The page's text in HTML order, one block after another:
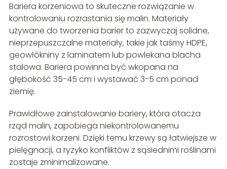
Bariera korzeniowa to skuteczne rozwiązanie w
kontrolowaniu rozrastania się malin. Materiały
używane do tworzenia barier to zazwyczaj solidne,
nieprzepuszczalne materiały, takie jak taśmy HDPE,
geowłókniny z laminatem lub powlekana blacha
stalowa. Bariera powinna być wkopana na
głębokość 35-45 cm i wystawać 3-5 cm ponad
ziemię.
Prawidłowe zainstalowanie bariery, która otacza
rząd malin, zapobiega niekontrolowanemu
rozrostowi korzeni. Dzięki temu krzewy są łatwiejsze w
pielęgnacji, a ryzyko konfliktów z sąsiednimi roślinami
zostaje zminimalizowane.